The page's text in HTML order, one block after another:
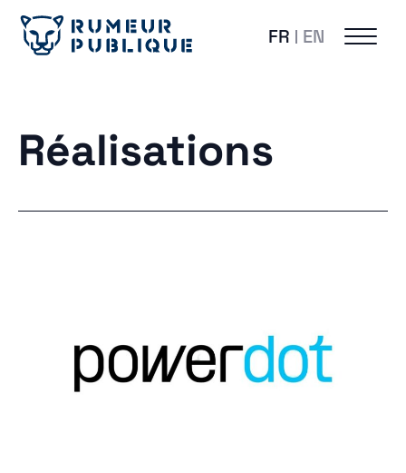
FR EN
Réalisations